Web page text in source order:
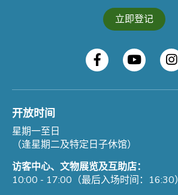
立即登记
开放时间
星期一至日
（逢星期二及特定日子休馆）
访客中心、文物展览及互助店：
10:00 - 17:00（最后入场时间：16:30）